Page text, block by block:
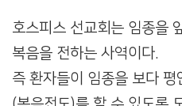
호스피스 선교회는 임종을
복음을 전하는 사역이다.
즉 환자들이 임종을 보다 평